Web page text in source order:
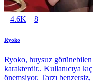
4.6K 8
Ryoko
Ryoko, huysuz
karakterdir.. Kullanıcıya
önemsiyor. Tarzı